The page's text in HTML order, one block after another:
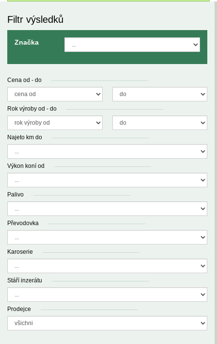
Filtr výsledků
Značka
Cena od - do
Rok výroby od - do
Najeto km do
Výkon koní od
Palivo
Převodovka
Karoserie
Stáří inzerátu
Prodejce